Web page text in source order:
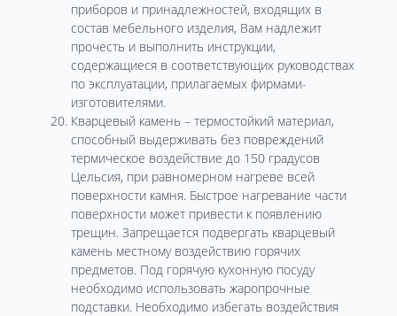
приборов и принадлежностей, входящих в
состав мебельного изделия, Вам надлежит
прочесть и выполнить инструкции,
содержащиеся в соответствующих руководствах
по эксплуатации, прилагаемых фирмами-
изготовителями.
Кварцевый камень – термостойкий материал,
способный выдерживать без повреждений
термическое воздействие до 150 градусов
Цельсия, при равномерном нагреве всей
поверхности камня. Быстрое нагревание части
поверхности может привести к появлению
трещин. Запрещается подвергать кварцевый
камень местному воздействию горячих
предметов. Под горячую кухонную посуду
необходимо использовать жаропрочные
подставки. Необходимо избегать воздействия